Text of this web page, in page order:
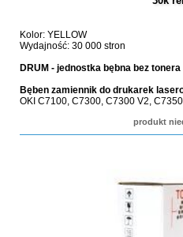
Kolor: YELLOW
Wydajność: 30 000 stron
DRUM - jednostka bębna bez tonera
Bęben zamiennik do drukarek
OKI C7100, C7300, C7300 V2,
produkt